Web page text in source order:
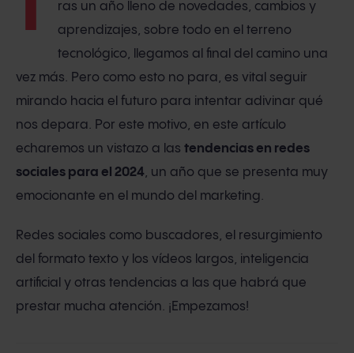
ras un año lleno de novedades, cambios y
aprendizajes, sobre todo en el terreno
tecnológico, llegamos al final del camino una
vez más. Pero como esto no para, es vital seguir
mirando hacia el futuro para intentar adivinar qué
nos depara. Por este motivo, en este artículo
echaremos un vistazo a las tendencias en redes
sociales para el 2024, un año que se presenta muy
emocionante en el mundo del marketing.
Redes sociales como buscadores, el resurgimiento
del formato texto y los vídeos largos, inteligencia
artificial y otras tendencias a las que habrá que
prestar mucha atención. ¡Empezamos!